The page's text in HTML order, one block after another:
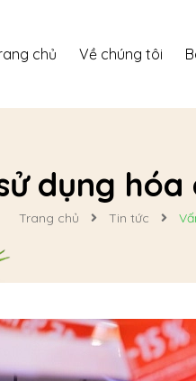
chủ Về chúng tôi
dụng
Trang chủ Tin tức